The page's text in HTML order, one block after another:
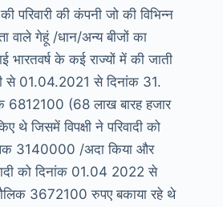
परिवारी की कंपनी जो की विभिन्न
वाले गेहूं /धान/अन्य बीजों का
भारतवर्ष के कई राज्यों में की जाती
से 01.04.2021 से दिनांक 31.
(68 लाख बारह हजार
जिसमें विपक्षी ने परिवादी को
3140000 /अदा किया और
को दिनांक 01.04 2022 से
3672100 रुपए बकाया रहे थे